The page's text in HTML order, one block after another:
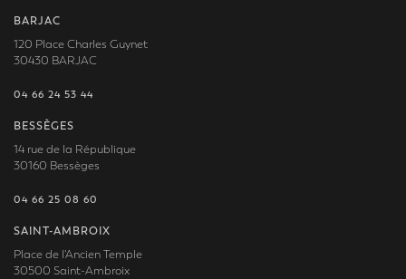
BARJAC
120 Place Charles Guynet
30430 BARJAC
04 66 24 53 44
BESSÈGES
14 rue de la République
30160 Bessèges
04 66 25 08 60
SAINT-AMBROIX
Place de l'Ancien Temple
30500 Saint-Ambroix